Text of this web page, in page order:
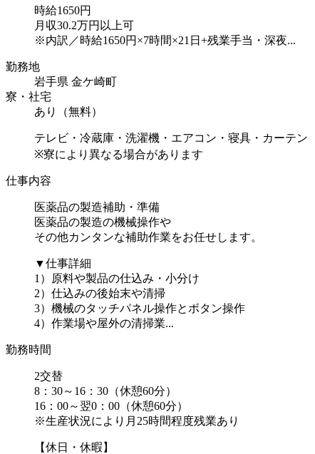
時給1650円
月収30.2万円以上可
※内訳／時給1650円×7時間×21日+残業手当・深夜...
勤務地
岩手県 金ケ崎町
寮・社宅
あり（無料）
テレビ・冷蔵庫・洗濯機・エアコン・寝具・カーテン
※寮により異なる場合があります
仕事内容
医薬品の製造補助・準備
医薬品の製造の機械操作や
その他カンタンな補助作業をお任せします。
▼仕事詳細
1）原料や製品の仕込み・小分け
2）仕込みの後始末や清掃
3）機械のタッチパネル操作とボタン操作
4）作業場や屋外の清掃業...
勤務時間
2交替
8：30～16：30（休憩60分）
16：00～翌0：00（休憩60分）
※生産状況により月25時間程度残業あり
【休日・休暇】